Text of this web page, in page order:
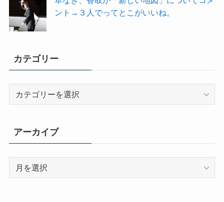
ント→３人でってとこがいいね。
カテゴリー
リ
ー
アーカイブ